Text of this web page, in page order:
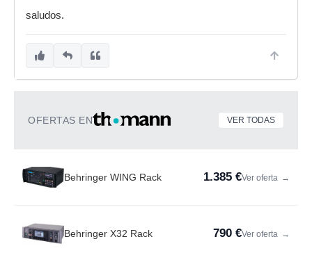
saludos.
OFERTAS EN VER TODAS
Behringer WING Rack 1.385 €Ver oferta →
Behringer X32 Rack 790 €Ver oferta →